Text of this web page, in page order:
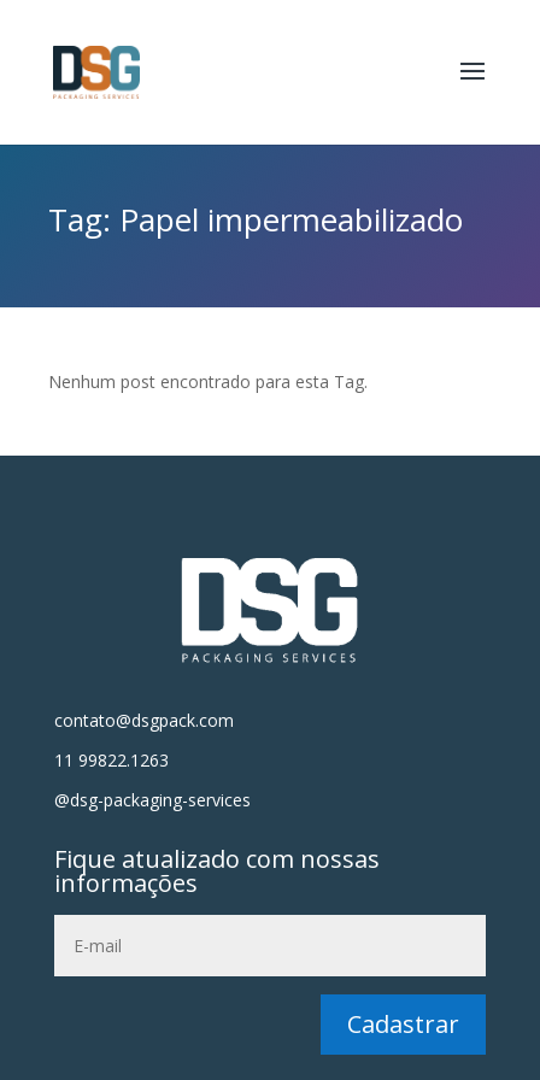
Tag: Papel impermeabilizado
Nenhum post encontrado para esta Tag.
contato@dsgpack.com
11 99822.1263
@dsg-packaging-services
Fique atualizado com nossas
informações
Cadastrar